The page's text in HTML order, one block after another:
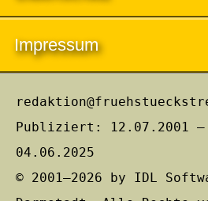
Impressum
Publiziert: 12.07.2001
04.06.2025
© 2001–2026 by IDL